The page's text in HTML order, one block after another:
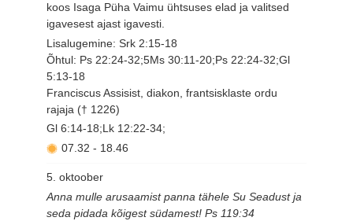
koos Isaga Püha Vaimu ühtsuses elad ja valitsed
igavesest ajast igavesti.
Lisalugemine: Srk 2:15-18
Õhtul: Ps 22:24-32;5Ms 30:11-20;Ps 22:24-32;Gl
5:13-18
Franciscus Assisist, diakon, frantsisklaste ordu
rajaja († 1226)
Gl 6:14-18;Lk 12:22-34;
07.32 - 18.46
5. oktoober
Anna mulle arusaamist panna tähele Su Seadust ja
seda pidada kõigest südamest! Ps 119:34